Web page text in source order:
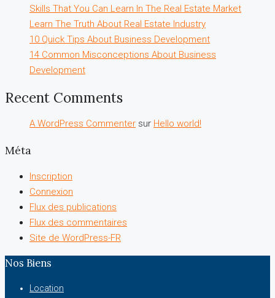
Skills That You Can Learn In The Real Estate Market
Learn The Truth About Real Estate Industry
10 Quick Tips About Business Development
14 Common Misconceptions About Business
Development
Recent Comments
A WordPress Commenter sur Hello world!
Méta
Inscription
Connexion
Flux des publications
Flux des commentaires
Site de WordPress-FR
Nos Biens
Location